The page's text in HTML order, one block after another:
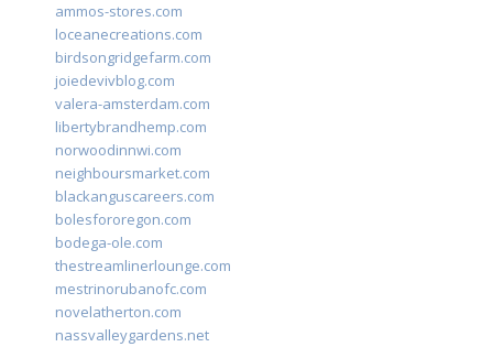
ammos-stores.com
loceanecreations.com
birdsongridgefarm.com
joiedevivblog.com
valera-amsterdam.com
libertybrandhemp.com
norwoodinnwi.com
neighboursmarket.com
blackanguscareers.com
bolesfororegon.com
bodega-ole.com
thestreamlinerlounge.com
mestrinorubanofc.com
novelatherton.com
nassvalleygardens.net